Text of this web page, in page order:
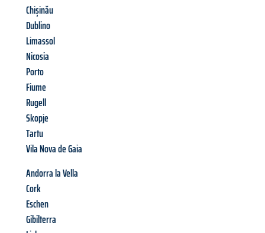
Chișinău
Dublino
Limassol
Nicosia
Porto
Fiume
Rugell
Skopje
Tartu
Vila Nova de Gaia
Andorra la Vella
Cork
Eschen
Gibilterra